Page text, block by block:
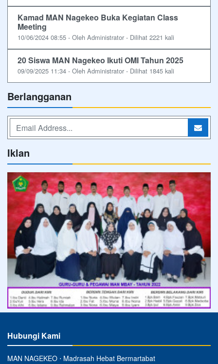
Kamad MAN Nagekeo Buka Kegiatan Class
Meeting
10/06/2024 08:55 - Oleh Administrator - Dilihat 2221 kali
20 Siswa MAN Nagekeo Ikuti OMI Tahun 2025
09/09/2025 11:34 - Oleh Administrator - Dilihat 1845 kali
Berlangganan
Iklan
Hubungi Kami
MAN NAGEKEO ⋅ Madrasah Hebat Bermartabat